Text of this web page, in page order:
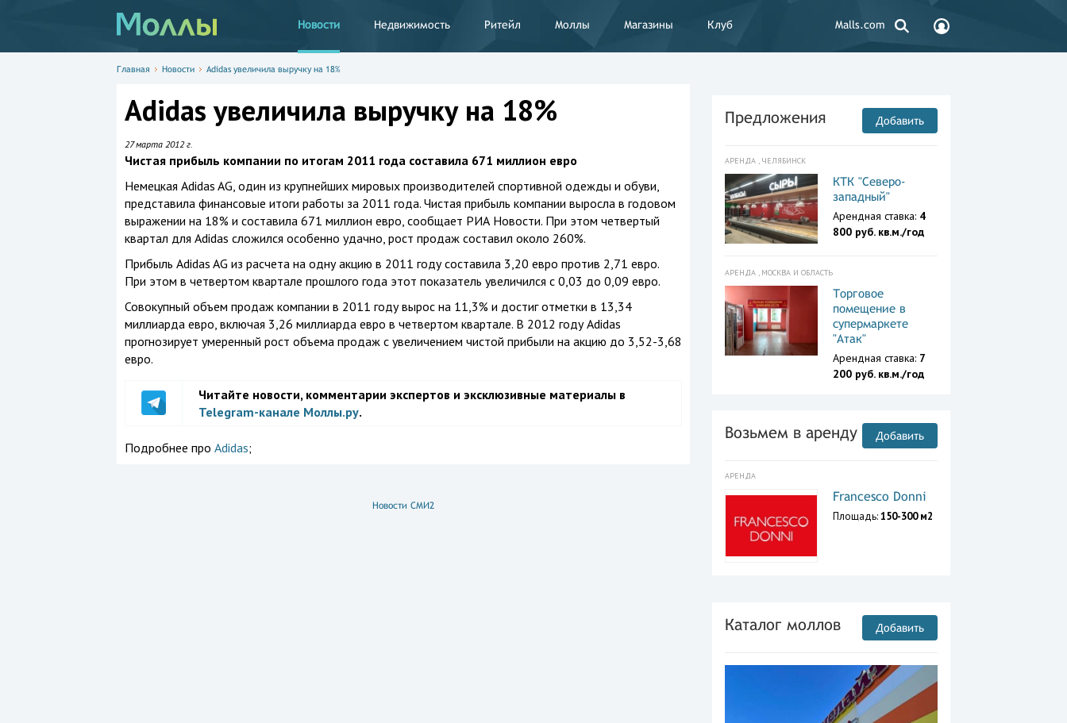
Новости Недвижимость Ритейл Моллы Магазины Клуб Malls.com
Главная Новости Adidas увеличила выручку на 18%
Adidas увеличила выручку на 18%
27 марта 2012 г.
Чистая прибыль компании по итогам 2011 года составила 671 миллион евро
Немецкая Adidas AG, один из крупнейших мировых производителей спортивной одежды и обуви,
представила финансовые итоги работы за 2011 года. Чистая прибыль компании выросла в годовом
выражении на 18% и составила 671 миллион евро, сообщает РИА Новости. При этом четвертый
квартал для Adidas сложился особенно удачно, рост продаж составил около 260%.
Прибыль Adidas AG из расчета на одну акцию в 2011 году составила 3,20 евро против 2,71 евро.
При этом в четвертом квартале прошлого года этот показатель увеличился с 0,03 до 0,09 евро.
Совокупный объем продаж компании в 2011 году вырос на 11,3% и достиг отметки в 13,34
миллиарда евро, включая 3,26 миллиарда евро в четвертом квартале. В 2012 году Adidas
прогнозирует умеренный рост объема продаж с увеличением чистой прибыли на акцию до 3,52-3,68
евро.
Читайте новости, комментарии экспертов и эксклюзивные материалы в
Telegram-канале Моллы.ру.
Подробнее про Adidas;
Новости СМИ2
Предложения Добавить
АРЕНДА , ЧЕЛЯБИНСК
КТК "Северо-
западный"
Арендная ставка: 4
800 руб. кв.м./год
АРЕНДА , МОСКВА И ОБЛАСТЬ
Торговое
помещение в
супермаркете
"Атак"
Арендная ставка: 7
200 руб. кв.м./год
Возьмем в аренду Добавить
АРЕНДА
Francesco Donni
Площадь:150-300 м2
Каталог моллов Добавить